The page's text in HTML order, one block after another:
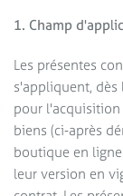
1. Champ
Les présentes
s'appliquent,
pour l'acquisition
biens (ci-après
boutique en
leur version en